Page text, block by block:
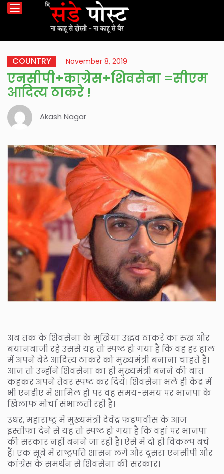
COUNTRY November 8, 2019
एनसीपी+काग्रेस+शिवसेना =सीएम
आदित्य ठाकरे !
Akash Nagar
अब तक के शिवसेना के मुखिया उद्धव ठाकरे का रुख और
बयानबाजी रहे उससे यह तो स्पष्ट हो गया है कि वह हर हाल
में अपने बेटे आदित्य ठाकरे को मुख्यमंत्री बनाना चाहते हैं।
आज तो उन्होंने शिवसेना का ही मुख्यमंत्री बनने की बात
कहकर अपने तेवर स्पष्ट कर दिये। शिवसेना भले ही केंद्र में
भी एनडीए में शामिल हो पर वह समय-समय पर भाजपा के
खिलाफ मोर्चा संभालती रही है।
उधर, महाराष्ट्र में मुख्यमंत्री देवेंद्र फडणवीस के आज
इस्तीफा देने से यह तो स्पष्ट हो गया है कि वहां पर भाजपा
की सरकार नहीं बनने जा रही है। ऐसे में दो ही विकल्प बचे
हैं। एक सूबे में राष्ट्रपति शासन लगे और दूसरा एनसीपी और
कांग्रेस के समर्थन से शिवसेना की सरकार।